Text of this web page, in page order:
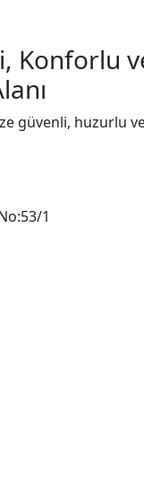
Konforlu
güvenli, huzurlu
1